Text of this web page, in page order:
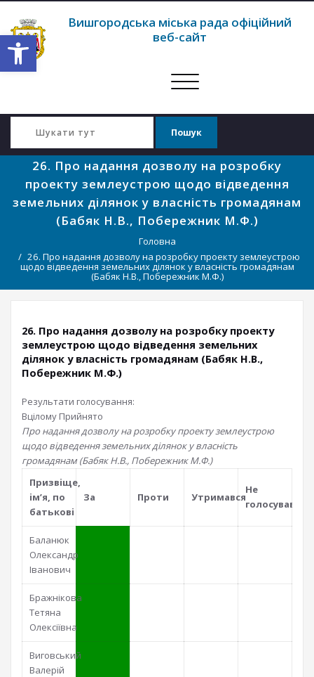
Відкрити Панель інструментів
Вишгородська міська рада офіційний
веб-сайт
Перемкнути
26. Про надання дозволу на розробку
проекту землеустрою щодо відведення
земельних ділянок у власність громадянам
(Бабяк Н.В., Побережник М.Ф.)
Головна
26. Про надання дозволу на розробку проекту землеустрою
щодо відведення земельних ділянок у власність громадянам
(Бабяк Н.В., Побережник М.Ф.)
26. Про надання дозволу на розробку проекту
землеустрою щодо відведення земельних
ділянок у власність громадянам (Бабяк Н.В.,
Побережник М.Ф.)
Результати голосування:
Вцілому Прийнято
Про надання дозволу на розробку проекту землеустрою
щодо відведення земельних ділянок у власність
громадянам (Бабяк Н.В., Побережник М.Ф.)
Призвiще,
iм’я, по
батьковi
За Проти Утримався
Не
голосував
Баланюк
Олександр
Іванович
Бражнікова
Тетяна
Олексіївна
Виговський
Валерій